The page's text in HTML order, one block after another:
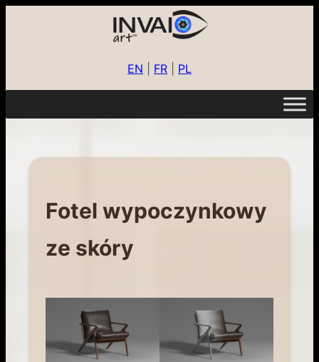
EN FR PL
Fotel wypoczynkowy
ze skóry